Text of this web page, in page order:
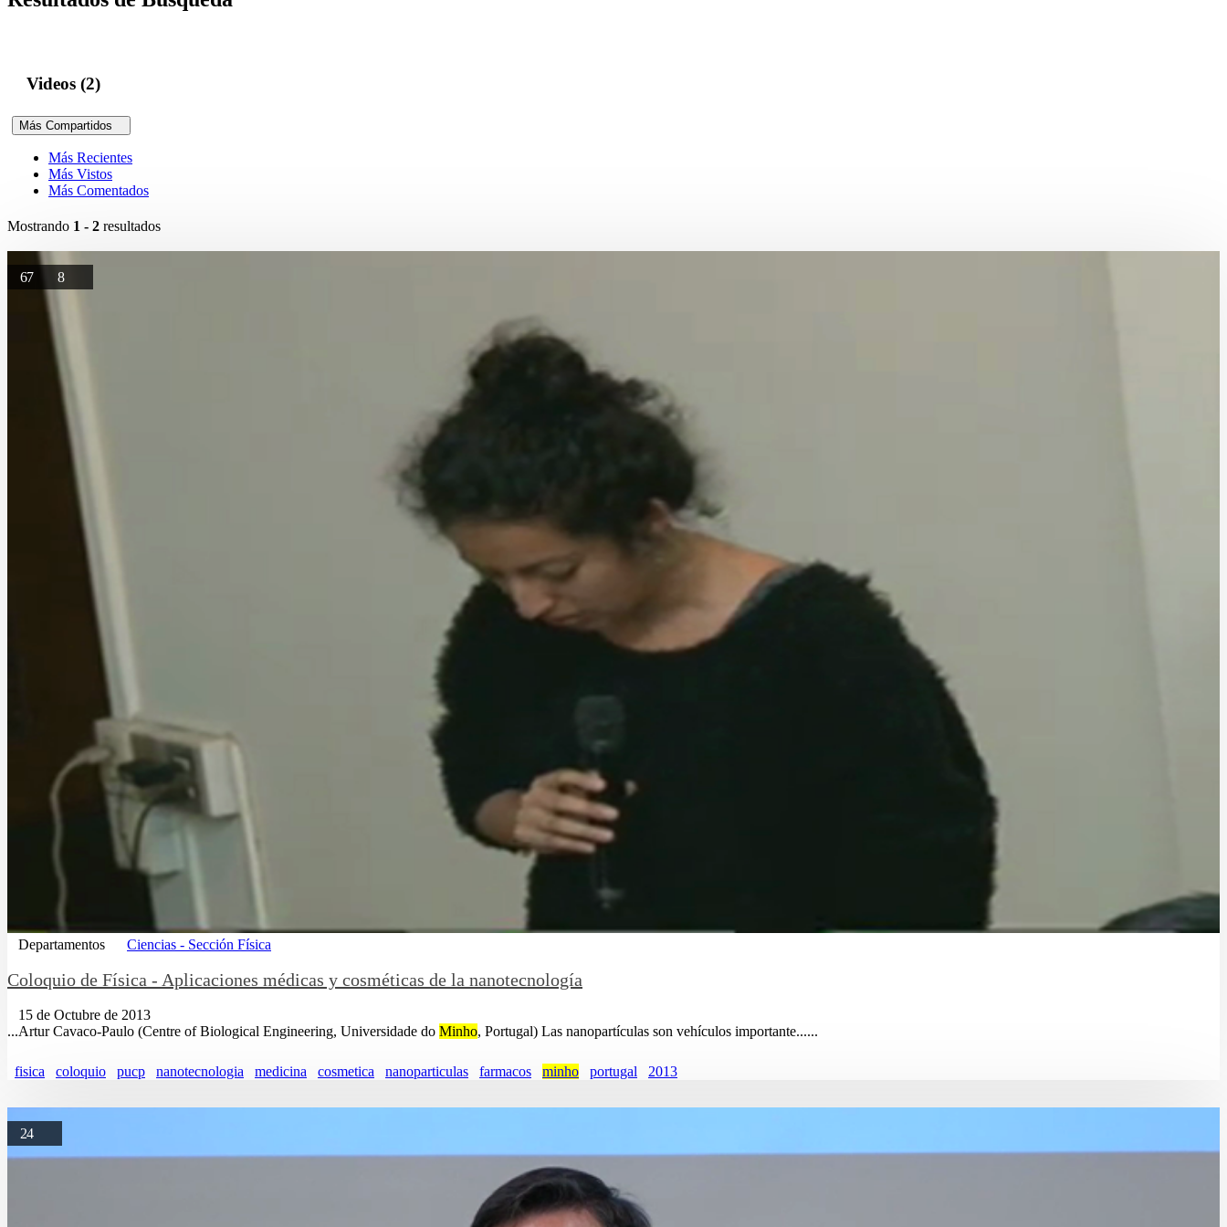
Videos (2)
Más Compartidos
Más Recientes
Más Vistos
Más Comentados
Mostrando 1 - 2 resultados
67 8
Departamentos Ciencias - Sección Física
Coloquio de Física - Aplicaciones médicas y cosméticas de la nanotecnología
15 de Octubre de 2013
...Artur Cavaco-Paulo (Centre of Biological Engineering, Universidade do Minho, Portugal) Las nanopartículas son vehículos importante......
fisica coloquio pucp nanotecnologia medicina cosmetica nanoparticulas farmacos minho portugal 2013
24